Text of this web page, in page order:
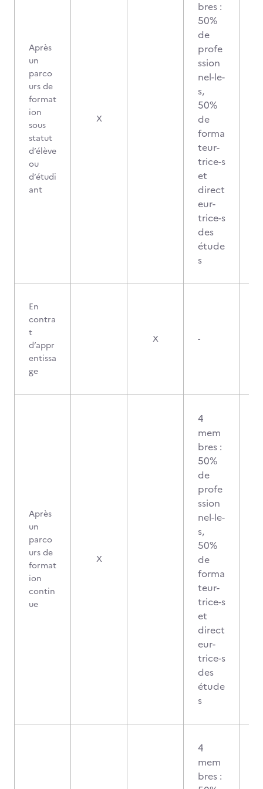
Après
un
parco
urs de
format
ion
sous
statut
d’élève
ou
d’étudi
ant
X
bres :
50%
de
profe
ssion
nel-le-
s,
50%
de
forma
teur-
trice-s
et
direct
eur-
trice-s
des
étude
s
En
contra
t
d’appr
entissa
ge
X -
Après
un
parco
urs de
format
ion
contin
ue
X
4
mem
bres :
50%
de
profe
ssion
nel-le-
s,
50%
de
forma
teur-
trice-s
et
direct
eur-
trice-s
des
étude
s
4
mem
bres :